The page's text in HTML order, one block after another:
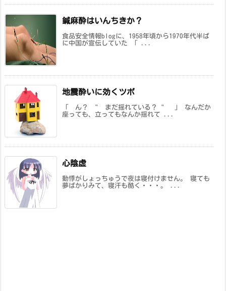
鍼麻酔はいんちきか？
食品安全情報blogに、1958年頃から1970年代半ば
に中国が宣伝していた 「 ...
地震酔いに効くツボ
「 ん？ " まだ揺れている？ " 」 なんだか
座っても、立ってもなんか揺れて ...
心陰虚
動悸がしょっちゅうで夜は寝付けません。 寝ても
夢ばかりみて、寝汗も酷く・・・。 ...